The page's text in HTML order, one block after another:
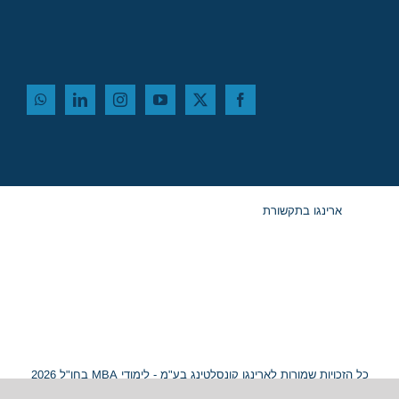
ארינגו בתקשורת
כל הזכויות שמורות לארינגו קונסלטינג בע"מ - לימודי MBA בחו"ל 2026